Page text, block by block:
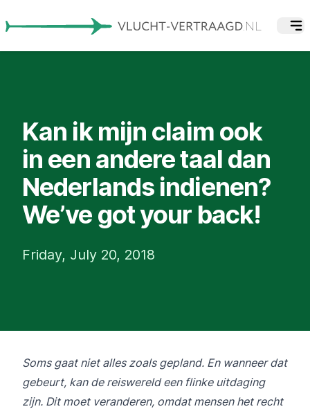
Kan ik mijn claim ook
in een andere taal dan
Nederlands indienen?
We’ve got your back!
Friday, July 20, 2018
Soms gaat niet alles zoals gepland. En wanneer dat
gebeurt, kan de reiswereld een flinke uitdaging
zijn. Dit moet veranderen, omdat mensen het recht